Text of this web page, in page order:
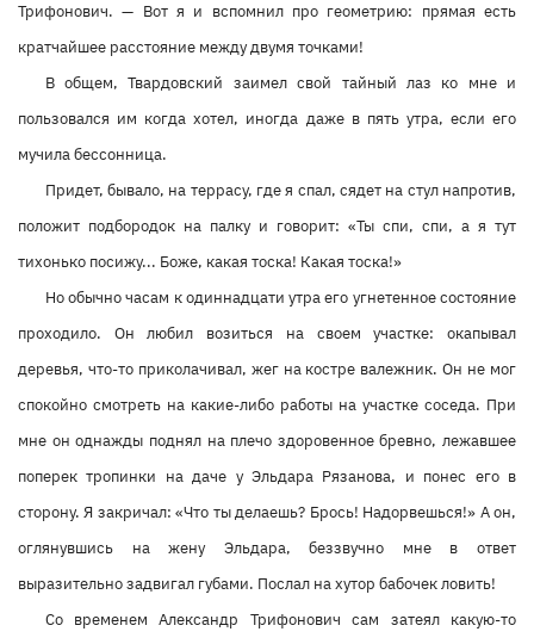
Трифонович. — Вот я и вспомнил про геометрию: прямая есть
кратчайшее расстояние между двумя точками!
В общем, Твардовский заимел свой тайный лаз ко мне и
пользовался им когда хотел, иногда даже в пять утра, если его
мучила бессонница.
Придет, бывало, на террасу, где я спал, сядет на стул напротив,
положит подбородок на палку и говорит: «Ты спи, спи, а я тут
тихонько посижу... Боже, какая тоска! Какая тоска!»
Но обычно часам к одиннадцати утра его угнетенное состояние
проходило. Он любил возиться на своем участке: окапывал
деревья, что-то приколачивал, жег на костре валежник. Он не мог
спокойно смотреть на какие-либо работы на участке соседа. При
мне он однажды поднял на плечо здоровенное бревно, лежавшее
поперек тропинки на даче у Эльдара Рязанова, и понес его в
сторону. Я закричал: «Что ты делаешь? Брось! Надорвешься!» А он,
оглянувшись на жену Эльдара, беззвучно мне в ответ
выразительно задвигал губами. Послал на хутор бабочек ловить!
Со временем Александр Трифонович сам затеял какую-то